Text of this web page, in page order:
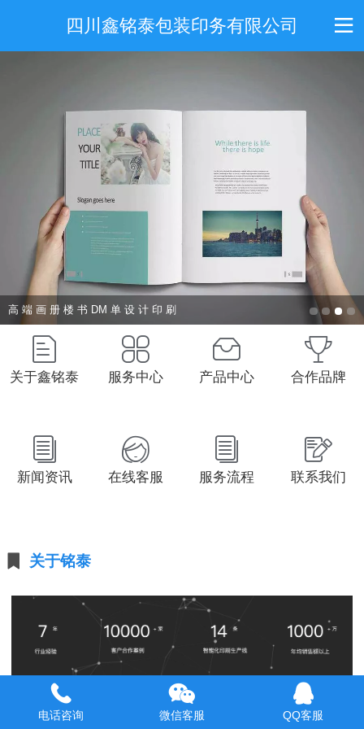
四川鑫铭泰包装印务有限公司
高 端 画 册 楼 书 DM 单 设 计 印 刷
关于鑫铭泰 服务中心 产品中心 合作品牌
新闻资讯 在线客服 服务流程 联系我们
关于铭泰
四川鑫铭泰包装印务有限公司立足印刷行业的专业品
质，凭借丰富的中高端商务领域管理服务经验，形成以
电话咨询 微信客服 QQ客服